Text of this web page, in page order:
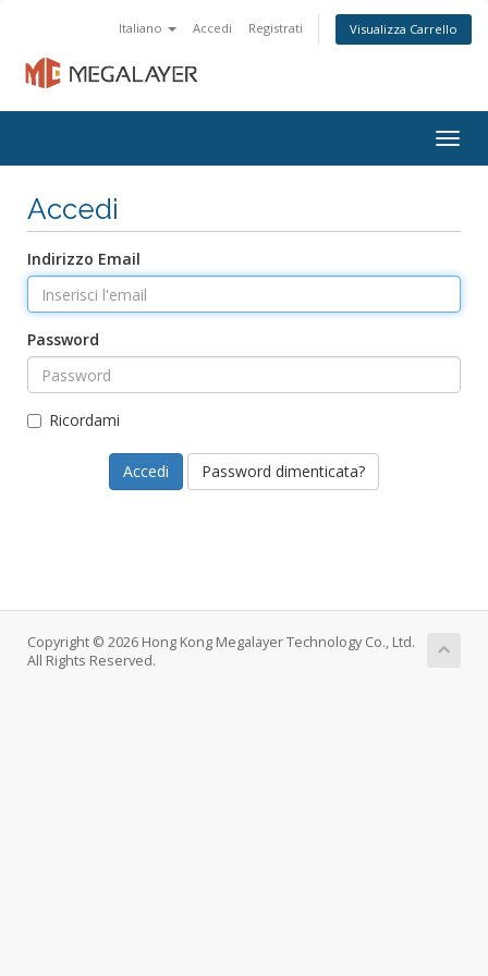
Italiano Accedi Registrati Visualizza Carrello
Accedi
Indirizzo Email
Password
Ricordami
Password dimenticata?
Copyright © 2026 Hong Kong Megalayer Technology Co., Ltd.
All Rights Reserved.